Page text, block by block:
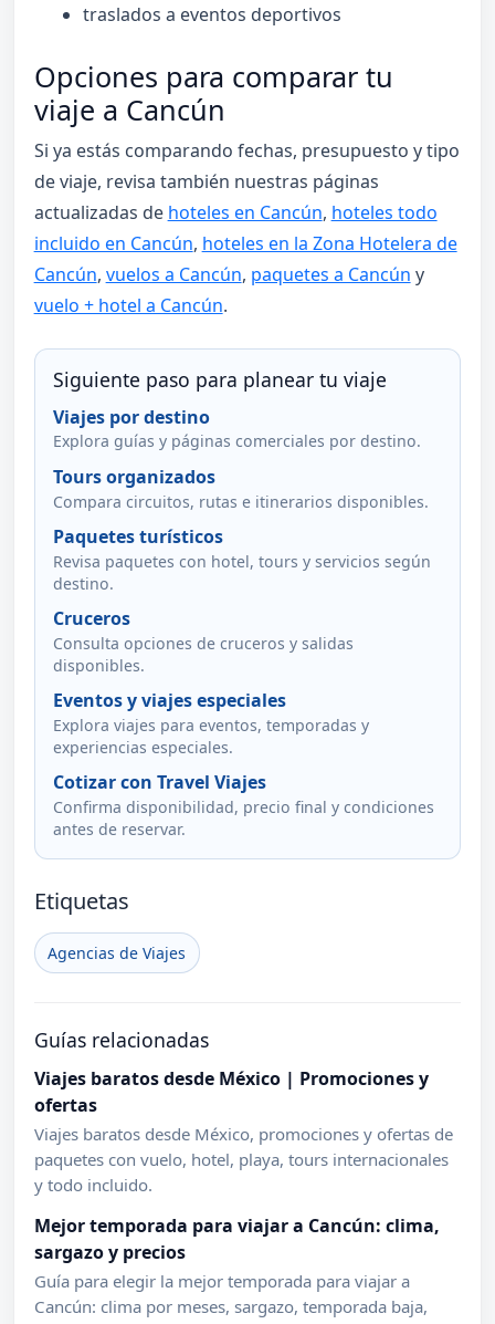
traslados a eventos deportivos
Opciones para comparar tu
viaje a Cancún
Si ya estás comparando fechas, presupuesto y tipo
de viaje, revisa también nuestras páginas
actualizadas de hoteles en Cancún, hoteles todo
incluido en Cancún, hoteles en la Zona Hotelera de
Cancún, vuelos a Cancún, paquetes a Cancún y
vuelo + hotel a Cancún.
Siguiente paso para planear tu viaje
Viajes por destino
Explora guías y páginas comerciales por destino.
Tours organizados
Compara circuitos, rutas e itinerarios disponibles.
Paquetes turísticos
Revisa paquetes con hotel, tours y servicios según
destino.
Cruceros
Consulta opciones de cruceros y salidas
disponibles.
Eventos y viajes especiales
Explora viajes para eventos, temporadas y
experiencias especiales.
Cotizar con Travel Viajes
Confirma disponibilidad, precio final y condiciones
antes de reservar.
Etiquetas
Agencias de Viajes
Guías relacionadas
Viajes baratos desde México | Promociones y
ofertas
Viajes baratos desde México, promociones y ofertas de
paquetes con vuelo, hotel, playa, tours internacionales
y todo incluido.
Mejor temporada para viajar a Cancún: clima,
sargazo y precios
Guía para elegir la mejor temporada para viajar a
Cancún: clima por meses, sargazo, temporada baja,